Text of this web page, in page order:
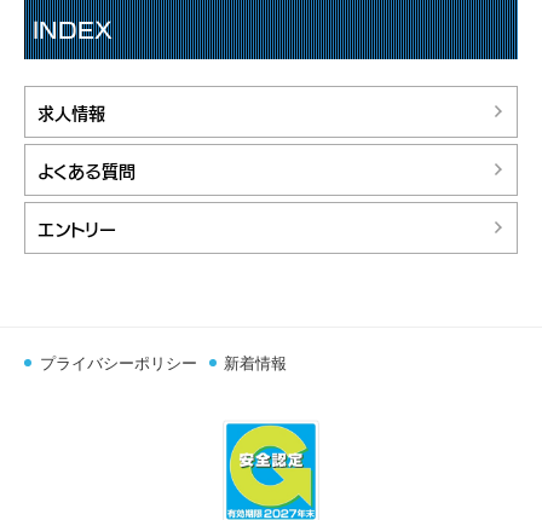
INDEX
求人情報
よくある質問
エントリー
プライバシーポリシー 新着情報